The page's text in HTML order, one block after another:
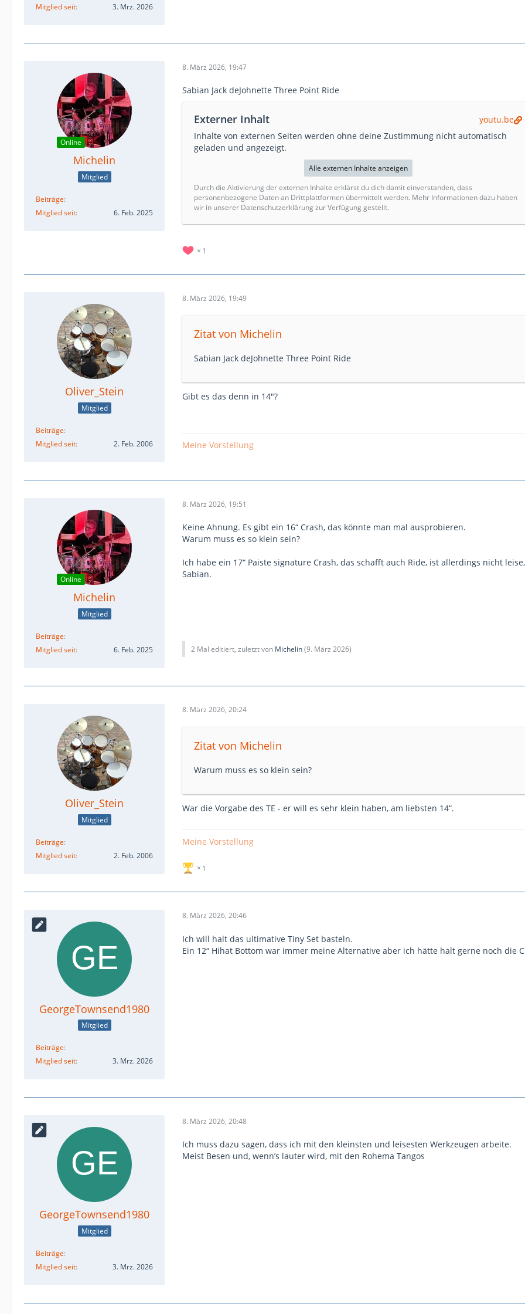
Mitglied seit
3. Mrz. 2026
Online
Michelin
Mitglied
Beiträge
Mitglied seit
6. Feb. 2025
8. März 2026, 19:47
Sabian Jack deJohnette Three Point Ride
Externer Inhalt
youtu.be
Inhalte von externen Seiten werden ohne deine Zustimmung nicht automatisch
geladen und angezeigt.
Alle externen Inhalte anzeigen
Durch die Aktivierung der externen Inhalte erklärst du dich damit einverstanden, dass
personenbezogene Daten an Drittplattformen übermittelt werden. Mehr Informationen dazu haben
wir in unserer Datenschutzerklärung zur Verfügung gestellt.
1
Oliver_Stein
Mitglied
Beiträge
Mitglied seit
2. Feb. 2006
8. März 2026, 19:49
Zitat von Michelin
Sabian Jack deJohnette Three Point Ride
Gibt es das denn in 14"?
Meine Vorstellung
Online
Michelin
Mitglied
Beiträge
Mitglied seit
6. Feb. 2025
8. März 2026, 19:51
Keine Ahnung. Es gibt ein 16“ Crash, das könnte man mal ausprobieren.
Warum muss es so klein sein?
Ich habe ein 17“ Paiste signature Crash, das schafft auch Ride, ist allerdings nicht
Sabian.
2 Mal editiert, zuletzt von Michelin(9. März 2026)
Oliver_Stein
Mitglied
Beiträge
Mitglied seit
2. Feb. 2006
8. März 2026, 20:24
Zitat von Michelin
Warum muss es so klein sein?
War die Vorgabe des TE - er will es sehr klein haben, am liebsten 14“.
Meine Vorstellung
1
GeorgeTownsend1980
Mitglied
Beiträge
Mitglied seit
3. Mrz. 2026
8. März 2026, 20:46
Ich will halt das ultimative Tiny Set basteln.
Ein 12“ Hihat Bottom war immer meine Alternative aber ich hätte halt gerne noch die
GeorgeTownsend1980
Mitglied
Beiträge
Mitglied seit
3. Mrz. 2026
8. März 2026, 20:48
Ich muss dazu sagen, dass ich mit den kleinsten und leisesten Werkzeugen arbeite.
Meist Besen und, wenn’s lauter wird, mit den Rohema Tangos